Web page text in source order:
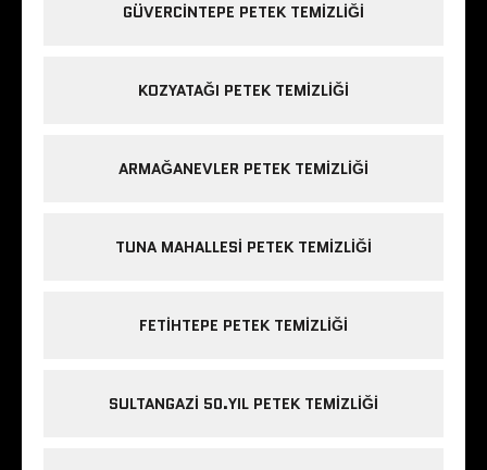
GÜVERCINTEPE PETEK TEMIZLIĞI
KOZYATAĞI PETEK TEMIZLIĞI
ARMAĞANEVLER PETEK TEMIZLIĞI
TUNA MAHALLESI PETEK TEMIZLIĞI
FETIHTEPE PETEK TEMIZLIĞI
SULTANGAZI 50.YIL PETEK TEMIZLIĞI